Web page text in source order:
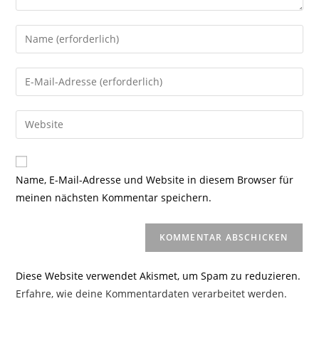
Gib
deinen
Namen
oder
zum
Kommentieren
ein
Gib
deine
E-
Mail-
zum
Kommentieren
ein
Gib
deine
Website-
URL
Name, E-Mail-Adresse und Website in diesem Browser für
meinen nächsten Kommentar speichern.
Diese Website verwendet Akismet, um Spam zu reduzieren.
Erfahre, wie deine Kommentardaten verarbeitet werden.